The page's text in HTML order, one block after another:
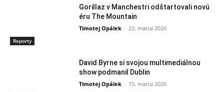
Reporty
Gorillaz v Manchestri odštartovali novú
éru The Mountain
Timotej Opálek - 23. marca 2026
David Byrne si svojou multimediálnou
show podmanil Dublin
Timotej Opálek - 15. marca 2026